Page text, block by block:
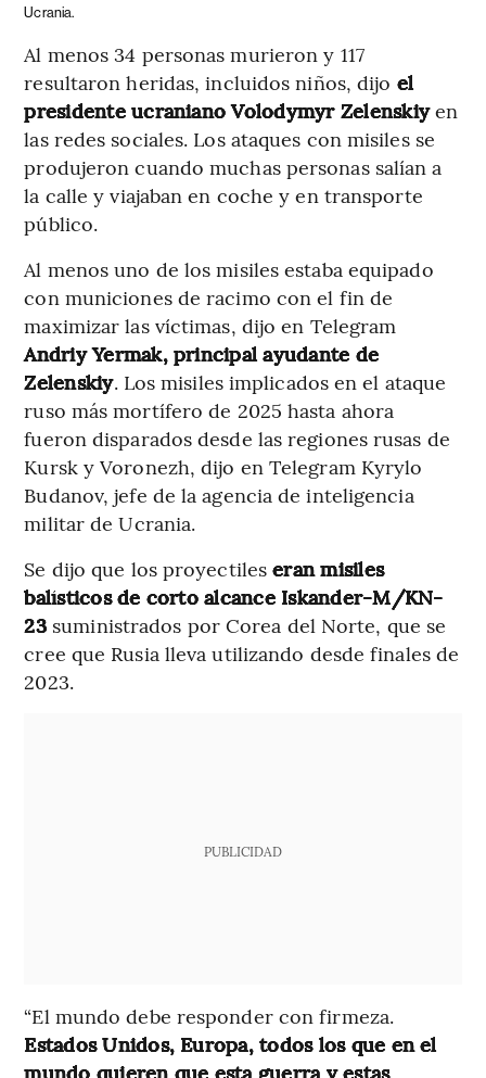
Ucrania.
Al menos 34 personas murieron y 117
resultaron heridas, incluidos niños, dijo el
presidente ucraniano Volodymyr Zelenskiyen
las redes sociales. Los ataques con misiles se
produjeron cuando muchas personas salían a
la calle y viajaban en coche y en transporte
público.
Al menos uno de los misiles estaba equipado
con municiones de racimo con el fin de
maximizar las víctimas, dijo en Telegram
Andriy Yermak, principal ayudante de
Zelenskiy. Los misiles implicados en el ataque
ruso más mortífero de 2025 hasta ahora
fueron disparados desde las regiones rusas de
Kursk y Voronezh, dijo en Telegram Kyrylo
Budanov, jefe de la agencia de inteligencia
militar de Ucrania.
Se dijo que los proyectileseran misiles
balísticos de corto alcance Iskander-M/KN-
23 suministrados por Corea del Norte, que se
cree que Rusia lleva utilizando desde finales de
2023.
PUBLICIDAD
“El mundo debe responder con firmeza.
Estados Unidos, Europa, todos los que en el
mundo quieren que esta guerra y estas